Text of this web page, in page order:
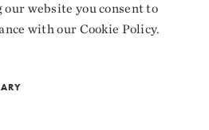
ENGLISH
our website you consent to
with our Cookie Policy.